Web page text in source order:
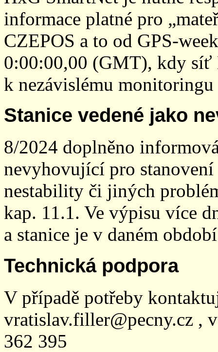
informace platné pro
CZEPOS a to od GPS-
0:00:00,00 (GMT), kdy síť
k nezávislému
Stanice vedené jako
8/2024 doplněno
nevyhovující pro
nestability či jiných
kap. 11.1. Ve výpisu více
a stanice je v daném
Technická podpora
V případě potřeby
vratislav.filler@pecny.cz ,
362 395